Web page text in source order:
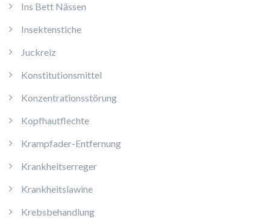
Ins Bett Nässen
Insektenstiche
Juckreiz
Konstitutionsmittel
Konzentrationsstörung
Kopfhautflechte
Krampfader-Entfernung
Krankheitserreger
Krankheitslawine
Krebsbehandlung